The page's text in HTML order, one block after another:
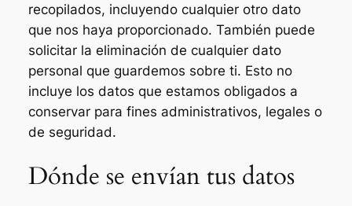
recopilados, incluyendo cualquier otro dato
que nos haya proporcionado. También puede
solicitar la eliminación de cualquier dato
personal que guardemos sobre ti. Esto no
incluye los datos que estamos obligados a
conservar para fines administrativos, legales o
de seguridad.
Dónde se envían tus datos